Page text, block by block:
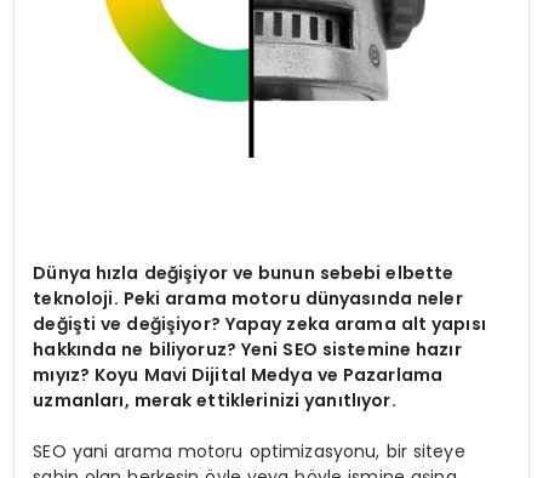
Dünya hızla değişiyor ve bunun sebebi elbette
teknoloji. Peki arama motoru dünyasında neler
değişti ve değişiyor? Yapay zeka arama alt yapısı
hakkında ne biliyoruz? Yeni SEO sistemine hazır
mıyız? Koyu Mavi Dijital Medya ve Pazarlama
uzmanları, merak ettiklerinizi yanıtlıyor.
SEO yani arama motoru optimizasyonu, bir siteye